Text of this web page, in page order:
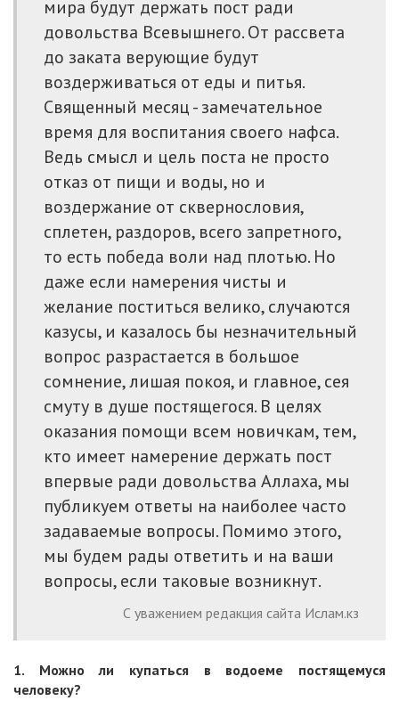
мира будут держать пост ради
довольства Всевышнего. От рассвета
до заката верующие будут
воздерживаться от еды и питья.
Священный месяц - замечательное
время для воспитания своего нафса.
Ведь смысл и цель поста не просто
отказ от пищи и воды, но и
воздержание от сквернословия,
сплетен, раздоров, всего запретного,
то есть победа воли над плотью. Но
даже если намерения чисты и
желание поститься велико, случаются
казусы, и казалось бы незначительный
вопрос разрастается в большое
сомнение, лишая покоя, и главное, сея
смуту в душе постящегося. В целях
оказания помощи всем новичкам, тем,
кто имеет намерение держать пост
впервые ради довольства Аллаха, мы
публикуем ответы на наиболее часто
задаваемые вопросы. Помимо этого,
мы будем рады ответить и на ваши
вопросы, если таковые возникнут.
С уважением редакция сайта Ислам.кз
1. Можно ли купаться в водоеме постящемуся
человеку?